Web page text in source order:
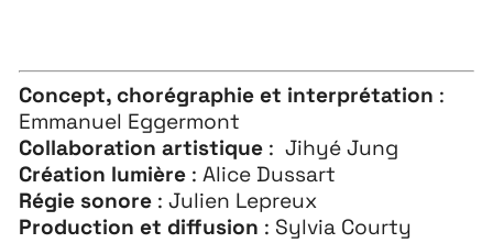
Concept, chorégraphie et interprétation :
Emmanuel Eggermont
Collaboration artistique : Jihyé Jung
Création lumière : Alice Dussart
Régie sonore : Julien Lepreux
Production et diffusion : Sylvia Courty